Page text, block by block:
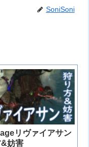
SoniSoni
リヴァイアサン
妨害